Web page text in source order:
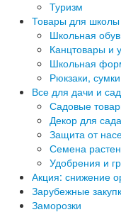
Туризм
Товары для
Школьная
Канцтовары и
Школьная
Рюкзаки, сумки
Все для дачи и
Садовые
Декор для сада
Защита от
Семена
Удобрения и
Акция: снижение
Зарубежные
Заморозки